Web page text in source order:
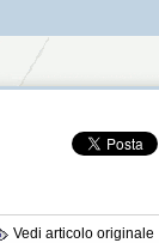
Vedi articolo originale